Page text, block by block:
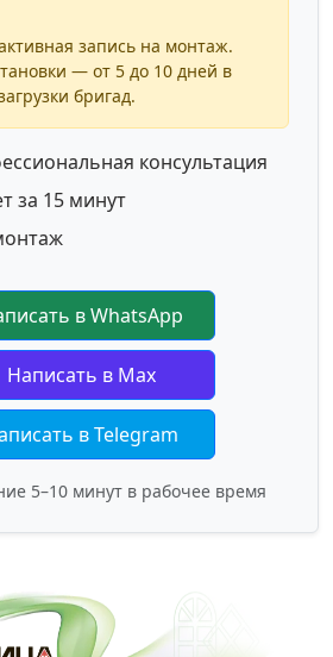
запись на монтаж.
— от 5 до 10 дней в
бригад.
консультация
за 15 минут
в WhatsApp
Написать в Max
в Telegram
5–10 минут в рабочее время